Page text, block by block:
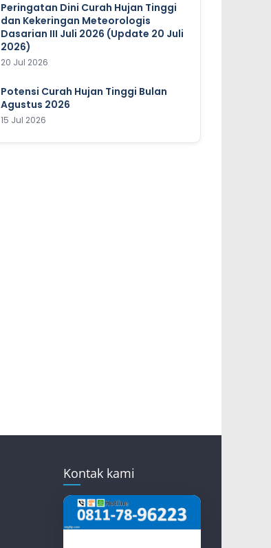
Peringatan Dini Curah Hujan Tinggi
dan Kekeringan Meteorologis
Dasarian III Juli 2026 (Update 20 Juli
2026)
20 Jul 2026
Potensi Curah Hujan Tinggi Bulan
Agustus 2026
15 Jul 2026
Kontak kami